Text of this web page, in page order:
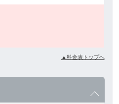
▲料金表トップへ